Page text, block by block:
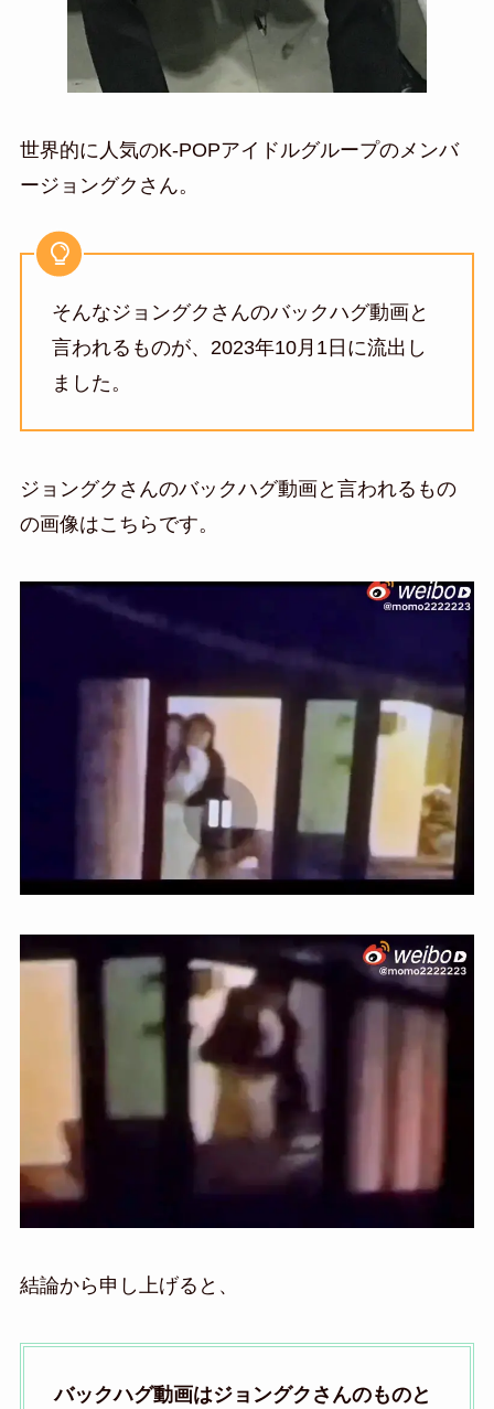
世界的に人気のK-POPアイドルグループのメンバ
ージョングクさん。
そんなジョングクさんのバックハグ動画と
言われるものが、2023年10月1日に流出し
ました。
ジョングクさんのバックハグ動画と言われるもの
の画像はこちらです。
結論から申し上げると、
バックハグ動画はジョングクさんのものと